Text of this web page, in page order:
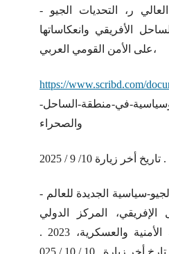
- حو، عبد العالي عبد العالي ر، التحديات الجيو
الأفريقي وانعكاساتها
على الأمن القومي العربي،
https://www.scribd.com/
في-منطقة-الساحل-
والصحراء
تاريخ أخر زيارة 10/ 9 / 2025 .
- قعلول بدرة، الخريطة الجيو-سياسية الجديدة للعالم
المركز الدولي
للدراسات الإستراتيجية الأمنية والعسكرية، 2023 .